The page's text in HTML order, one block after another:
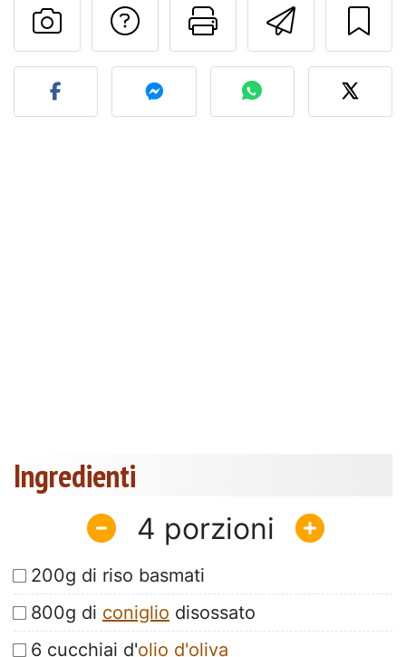
Invia
Stampa la
Contatta l'autore
Pubblica la foto di
Ingredienti
4
200g di riso basmati
800g di coniglio disossato
6 cucchiai d'olio d'oliva